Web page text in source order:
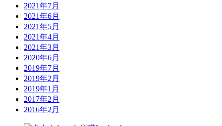
2021年7月
2021年6月
2021年5月
2021年4月
2021年3月
2020年6月
2019年7月
2019年2月
2019年1月
2017年2月
2016年2月